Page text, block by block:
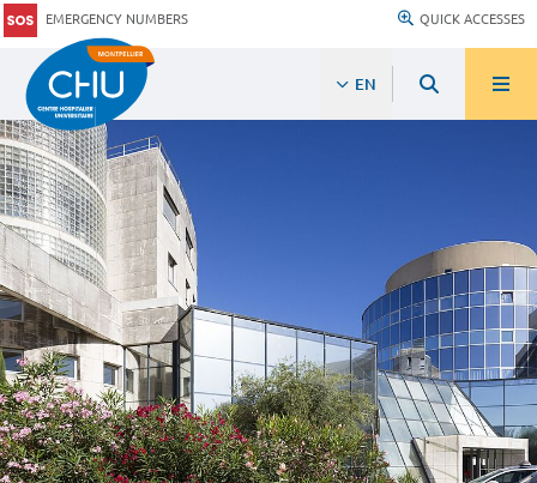
EMERGENCY NUMBERS QUICK ACCESSES
EN